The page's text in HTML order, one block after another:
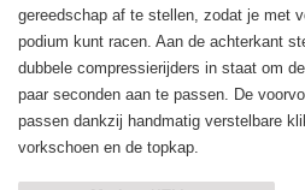
gereedschap af te stellen, zodat je met
podium kunt racen. Aan de achterkant
dubbele compressierijders in staat om
paar seconden aan te passen. De
passen dankzij handmatig verstelbare
vorkschoen en de topkap.